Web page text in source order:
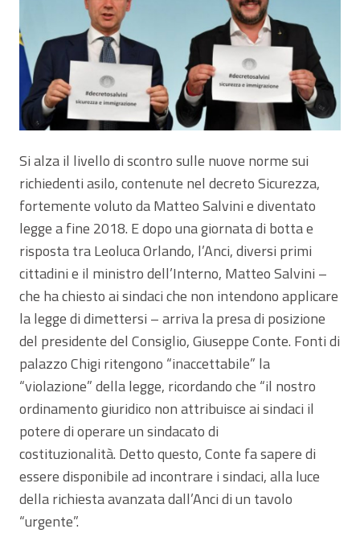
Si alza il livello di scontro sulle nuove norme sui
richiedenti asilo, contenute nel decreto Sicurezza,
fortemente voluto da Matteo Salvini e diventato
legge a fine 2018. E dopo una giornata di botta e
risposta tra Leoluca Orlando, l’Anci, diversi primi
cittadini e il ministro dell’Interno, Matteo Salvini –
che ha chiesto ai sindaci che non intendono applicare
la legge di dimettersi – arriva la presa di posizione
del presidente del Consiglio, Giuseppe Conte. Fonti di
palazzo Chigi ritengono “inaccettabile” la
“violazione” della legge, ricordando che “il nostro
ordinamento giuridico non attribuisce ai sindaci il
potere di operare un sindacato di
costituzionalità. Detto questo, Conte fa sapere di
essere disponibile ad incontrare i sindaci, alla luce
della richiesta avanzata dall’Anci di un tavolo
“urgente”.